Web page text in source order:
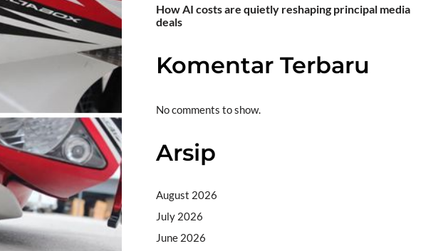
How AI costs are quietly reshaping principal media
deals
Komentar Terbaru
No comments to show.
Arsip
August 2026
July 2026
June 2026